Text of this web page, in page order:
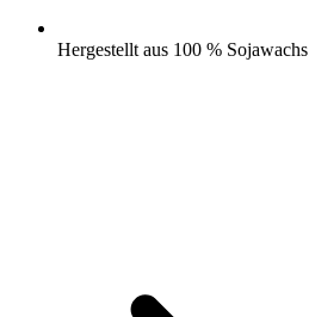
Hergestellt aus 100 % Sojawachs